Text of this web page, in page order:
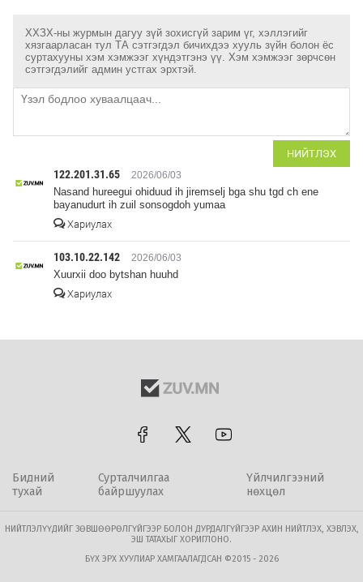
ХХЗХ-ны журмын дагуу зүй зохисгүй зарим үг, хэллэгийг
хязгаарласан тул ТА сэтгэгдэл бичихдээ хууль зүйн болон ёс
суртахууны хэм хэмжээг хүндэтгэнэ үү. Хэм хэмжээг зөрчсөн
сэтгэгдэлийг админ устгах эрхтэй.
НИЙТЛЭХ
122.201.31.65 2026/06/03
Nasand hureegui ohiduud ih jiremselj bga shu tgd ch ene
bayanudurt ih zuil sonsogdoh yumaa
Хариулах
103.10.22.142 2026/06/03
Xuurxii doo bytshan huuhd
Хариулах
Бидний
тухай
Сурталчилгаа
байршуулах
Үйлчилгээний
нөхцөл
НИЙТЛЭЛҮҮДИЙГ ЗӨВШӨӨРӨЛГҮЙГЭЭР БОЛОН ДУРДАЛГҮЙГЭЭР АХИН НИЙТЛЭХ, ХЭВЛЭХ,
ЭШ ТАТАХЫГ ХОРИГЛОНО.
БҮХ ЭРХ ХУУЛИАР ХАМГААЛАГДСАН ©2015 - 2026